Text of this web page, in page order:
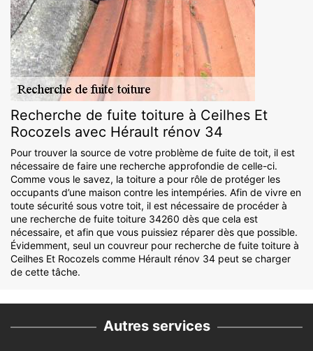
Recherche de fuite toiture à Ceilhes Et
Rocozels avec Hérault rénov 34
Pour trouver la source de votre problème de fuite de toit, il est
nécessaire de faire une recherche approfondie de celle-ci.
Comme vous le savez, la toiture a pour rôle de protéger les
occupants d’une maison contre les intempéries. Afin de vivre en
toute sécurité sous votre toit, il est nécessaire de procéder à
une recherche de fuite toiture 34260 dès que cela est
nécessaire, et afin que vous puissiez réparer dès que possible.
Évidemment, seul un couvreur pour recherche de fuite toiture à
Ceilhes Et Rocozels comme Hérault rénov 34 peut se charger
de cette tâche.
Autres services